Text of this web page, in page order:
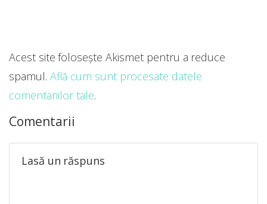
Comentarii
Lasă un răspuns
Acest site folosește Akismet pentru a reduce
spamul. Află cum sunt procesate datele
comentariilor tale.